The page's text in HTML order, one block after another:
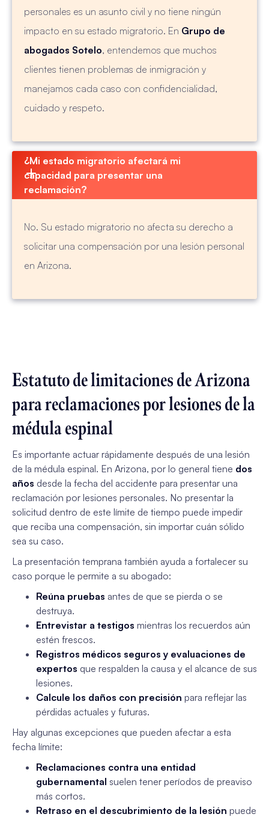
personales es un asunto civil y no tiene ningún
impacto en su estado migratorio. En Grupo de
abogados Sotelo, entendemos que muchos
clientes tienen problemas de inmigración y
manejamos cada caso con confidencialidad,
cuidado y respeto.
¿Mi estado migratorio afectará mi
capacidad para presentar una
reclamación?
No. Su estado migratorio no afecta su derecho a
solicitar una compensación por una lesión personal
en Arizona.
Estatuto de limitaciones de Arizona
para reclamaciones por lesiones de la
médula espinal
Es importante actuar rápidamente después de una lesión
de la médula espinal. En Arizona, por lo general tiene dos
años desde la fecha del accidente para presentar una
reclamación por lesiones personales. No presentar la
solicitud dentro de este límite de tiempo puede impedir
que reciba una compensación, sin importar cuán sólido
sea su caso.
La presentación temprana también ayuda a fortalecer su
caso porque le permite a su abogado:
Reúna pruebas antes de que se pierda o se
destruya.
Entrevistar a testigos mientras los recuerdos aún
estén frescos.
Registros médicos seguros y evaluaciones de
expertos que respalden la causa y el alcance de sus
lesiones.
Calcule los daños con precisión para reflejar las
pérdidas actuales y futuras.
Hay algunas excepciones que pueden afectar a esta
fecha límite:
Reclamaciones contra una entidad
gubernamental suelen tener períodos de preaviso
más cortos.
Retraso en el descubrimiento de la lesión puede